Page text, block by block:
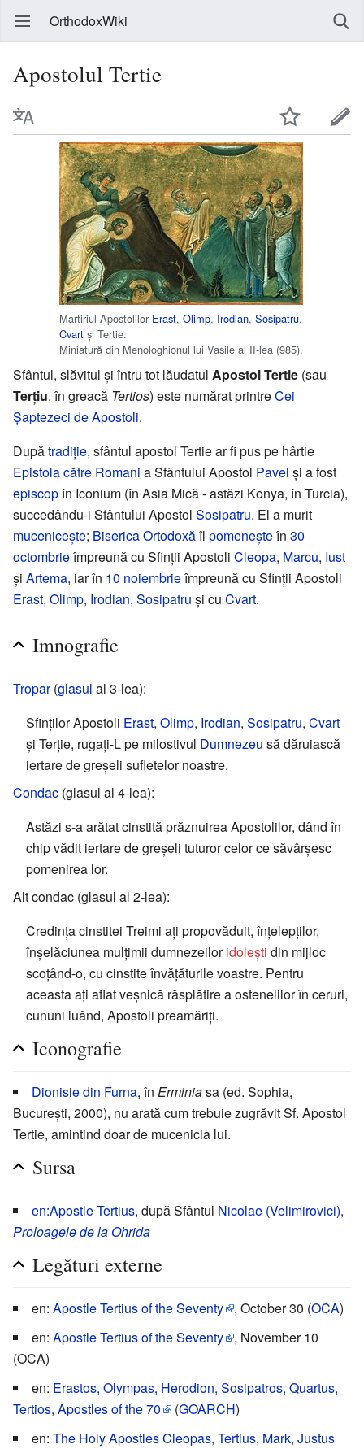
OrthodoxWiki
Apostolul Tertie
Martiriul Apostolilor Erast, Olimp, Irodian, Sosipatru,
Cvart și Tertie.
Miniatură din Menologhionul lui Vasile al II-lea (985).
Sfântul, slăvitul și întru tot lăudatul Apostol Tertie (sau
Terțiu, în greacă Tertios) este numărat printreCei
Șaptezeci de Apostoli.
Dupătradiție, sfântul apostol Tertie ar fi pus pe hârtie
Epistola către Romani a Sfântului Apostol Pavel și a fost
episcopîn Iconium (în Asia Mică - astăzi Konya, în Turcia),
succedându-i Sfântului Apostol Sosipatru. El a murit
mucenicește; Biserica Ortodoxăîl pomeneșteîn 30
octombrieîmpreună cu Sfinții Apostoli Cleopa, Marcu, Iust
și Artema, iar în 10 noiembrieîmpreună cu Sfinții Apostoli
Erast, Olimp, Irodian, Sosipatru și cu Cvart.
Imnografie
Tropar(glasul al 3-lea):
Sfinților Apostoli Erast, Olimp, Irodian, Sosipatru, Cvart
și Terție, rugați-L pe milostivul Dumnezeu să dăruiască
iertare de greșeli sufletelor noastre.
Condac (glasul al 4-lea):
Astăzi s-a arătat cinstită prăznuirea Apostolilor, dând în
chip vădit iertare de greșeli tuturor celor ce săvârșesc
pomenirea lor.
Alt condac (glasul al 2-lea):
Credința cinstitei Treimi ați propovăduit, înțelepților,
înșelăciunea mulțimii dumnezeiloridolești din mijloc
scoțând-o, cu cinstite învățăturile voastre. Pentru
aceasta ați aflat veșnică răsplătire a ostenelilor în ceruri,
cununi luând, Apostoli preamăriți.
Iconografie
Dionisie din Furna, în Erminiasa (ed. Sophia,
București, 2000), nu arată cum trebuie zugrăvit Sf. Apostol
Tertie, amintind doar de mucenicia lui.
Sursa
en:Apostle Tertius, după Sfântul Nicolae (Velimirovici),
Proloagele de la Ohrida
Legături externe
en: Apostle Tertius of the Seventy , October 30 (OCA)
en: Apostle Tertius of the Seventy
, November 10
(OCA)
en: Erastos, Olympas, Herodion, Sosipatros, Quartus,
Tertios, Apostles of the 70
(GOARCH)
en: The Holy Apostles Cleopas, Tertius, Mark, Justus